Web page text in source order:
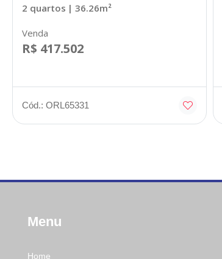
2 quartos | 36.26m²
Venda
R$ 417.502
Cód.: ORL65331
Menu
Home